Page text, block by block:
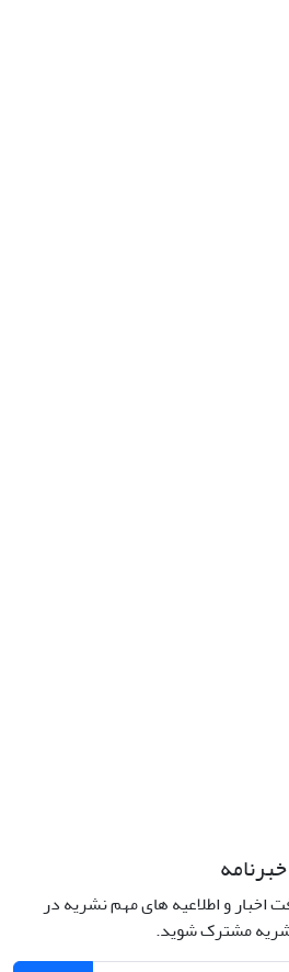
اخبار و اطلاعیه های مهم نشریه در
مشترک شوید.